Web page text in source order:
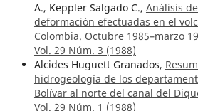
A., Keppler Salgado C., Análisis
deformación efectuadas en el
Colombia. Octubre 1985–marzo
Vol. 29 Núm. 3 (1988)
Alcides Huguett Granados,
hidrogeología de los
Bolívar al norte del canal del
Vol. 29 Núm. 1 (1988)